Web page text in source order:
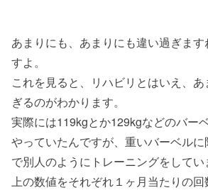
あまりにも、あまりにも違い過ぎます
すよ。
これを見ると、リハビリとはいえ、
ぎるのがわかります。
実際には119kgとか129kgなどのバー
やっていたんですが、重いバーベル
で別人のようにトレーニングをしてい
上の数値をそれぞれ１ヶ月当たりの